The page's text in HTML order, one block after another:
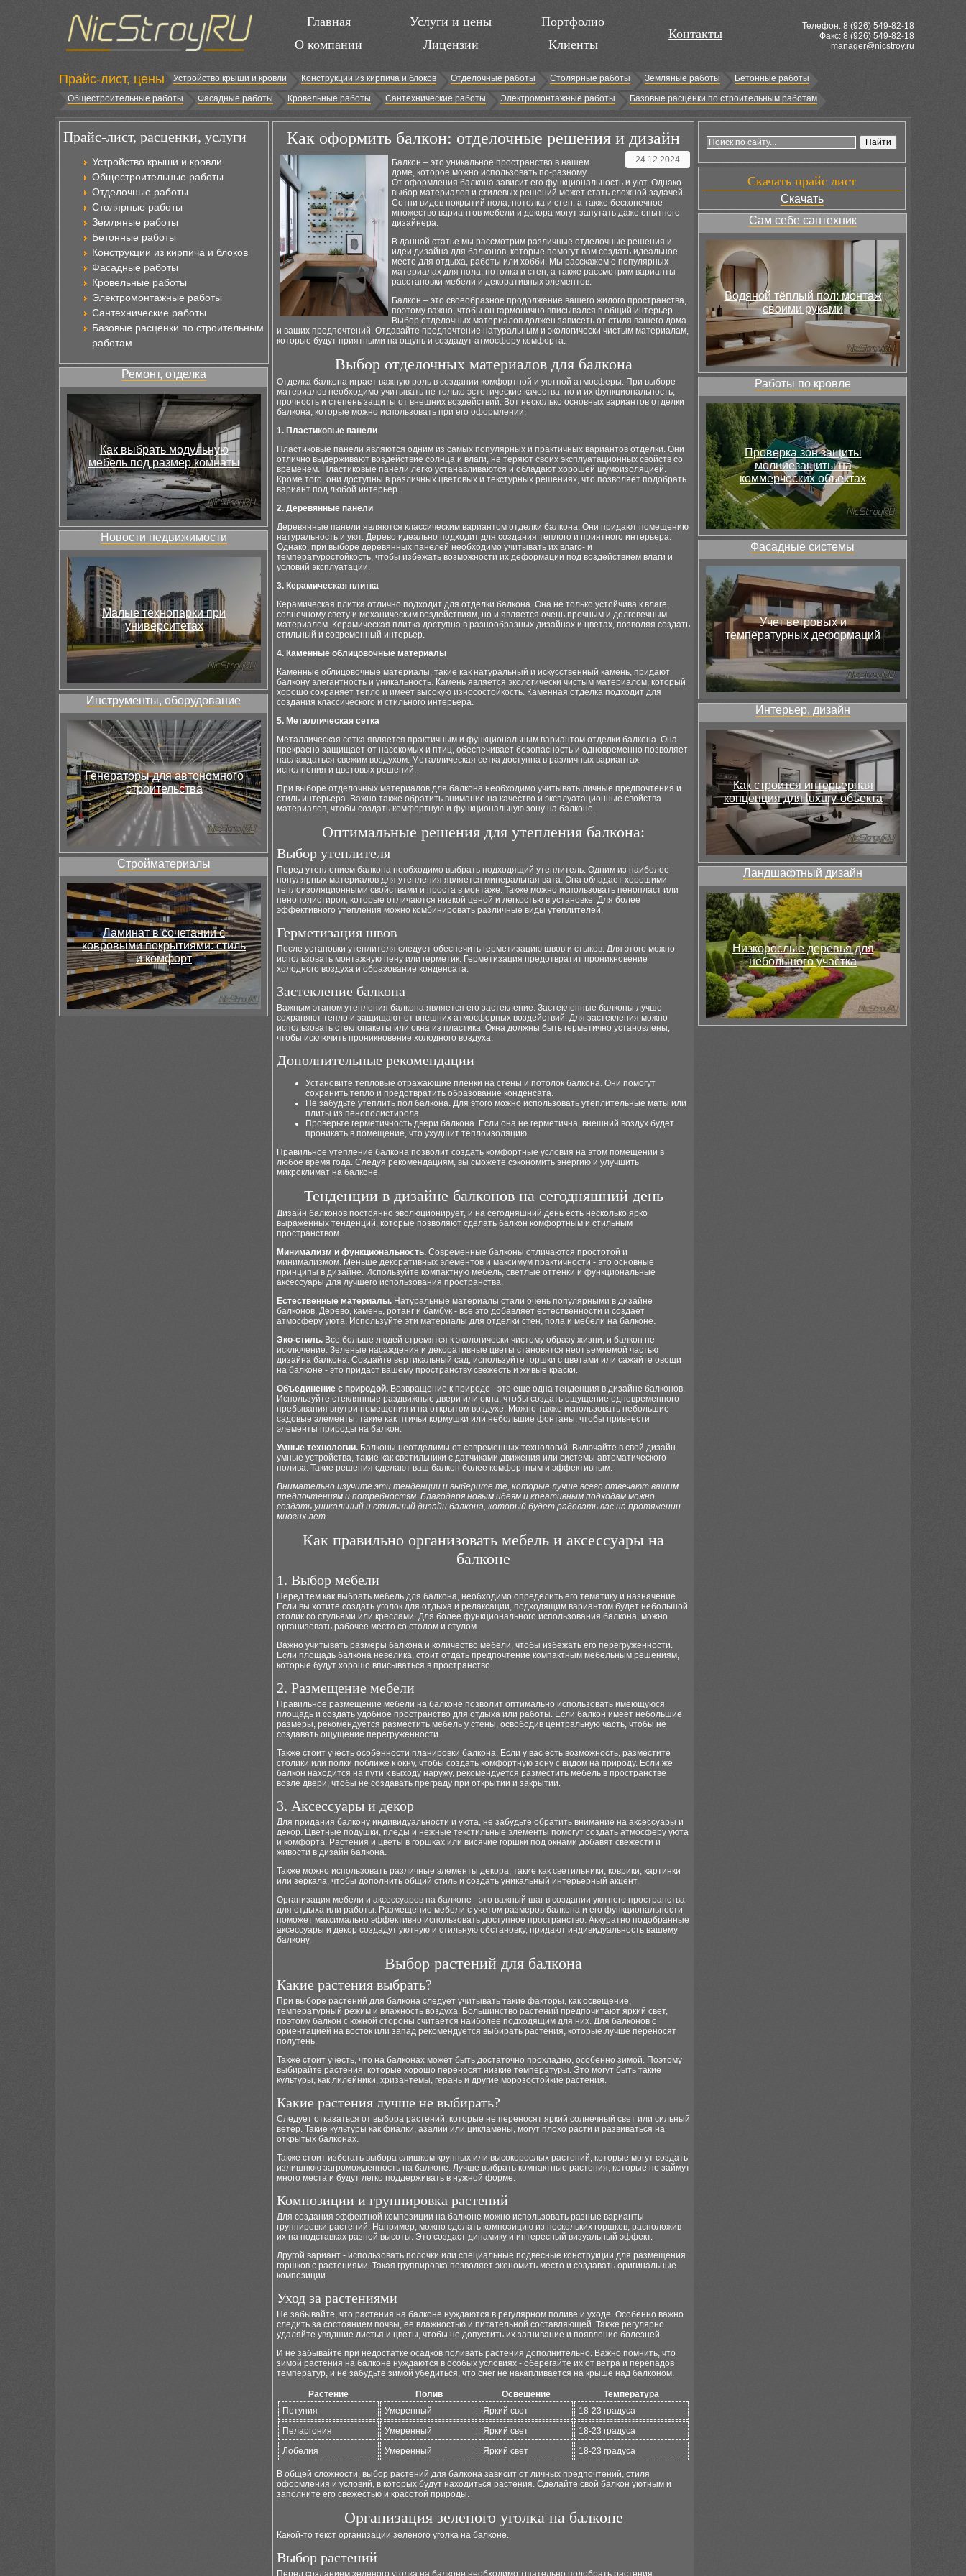
Главная
О компании
Услуги и цены
Лицензии
Портфолио
Клиенты
Контакты
Телефон: 8 (926) 549-82-18
Факс: 8 (926) 549-82-18
manager@nicstroy.ru
Прайс-лист, цены Устройство крыши и кровли Конструкции из кирпича и блоков Отделочные работы Столярные работы Земляные работы
Бетонные работы
Общестроительные работы
Фасадные работы Кровельные работы Сантехнические работы Электромонтажные работы Базовые расценки по строительным работам
Прайс-лист, расценки, услуги
Устройство крыши и кровли
Общестроительные работы
Отделочные работы
Столярные работы
Земляные работы
Бетонные работы
Конструкции из кирпича и блоков
Фасадные работы
Кровельные работы
Электромонтажные работы
Сантехнические работы
Базовые расценки по строительным
работам
Ремонт, отделка
Как выбрать модульную
мебель под размер комнаты
Новости недвижимости
Малые технопарки при
университетах
Инструменты, оборудование
Генераторы для автономного
строительства
Стройматериалы
Ламинат в сочетании с
ковровыми покрытиями: стиль
и комфорт
Как оформить балкон: отделочные решения и дизайн
24.12.2024
Балкон – это уникальное пространство в нашем
доме, которое можно использовать по-разному.
От оформления балкона зависит его функциональность и уют. Однако
выбор материалов и стилевых решений может стать сложной задачей.
Сотни видов покрытий пола, потолка и стен, а также бесконечное
множество вариантов мебели и декора могут запутать даже опытного
дизайнера.
В данной статье мы рассмотрим различные отделочные решения и
идеи дизайна для балконов, которые помогут вам создать идеальное
место для отдыха, работы или хобби. Мы расскажем о популярных
материалах для пола, потолка и стен, а также рассмотрим варианты
расстановки мебели и декоративных элементов.
Балкон – это своеобразное продолжение вашего жилого пространства,
поэтому важно, чтобы он гармонично вписывался в общий интерьер.
Выбор отделочных материалов должен зависеть от стиля вашего дома
и ваших предпочтений. Отдавайте предпочтение натуральным и экологически чистым материалам,
которые будут приятными на ощупь и создадут атмосферу комфорта.
Выбор отделочных материалов для балкона
Отделка балкона играет важную роль в создании комфортной и уютной атмосферы. При выборе
материалов необходимо учитывать не только эстетические качества, но и их функциональность,
прочность и степень защиты от внешних воздействий. Вот несколько основных вариантов отделки
балкона, которые можно использовать при его оформлении:
1. Пластиковые панели
Пластиковые панели являются одним из самых популярных и практичных вариантов отделки. Они
отлично выдерживают воздействие солнца и влаги, не теряют своих эксплуатационных свойств со
временем. Пластиковые панели легко устанавливаются и обладают хорошей шумоизоляцией.
Кроме того, они доступны в различных цветовых и текстурных решениях, что позволяет подобрать
вариант под любой интерьер.
2. Деревянные панели
Деревянные панели являются классическим вариантом отделки балкона. Они придают помещению
натуральность и уют. Дерево идеально подходит для создания теплого и приятного интерьера.
Однако, при выборе деревянных панелей необходимо учитывать их влаго- и
температуростойкость, чтобы избежать возможности их деформации под воздействием влаги и
условий эксплуатации.
3. Керамическая плитка
Керамическая плитка отлично подходит для отделки балкона. Она не только устойчива к влаге,
солнечному свету и механическим воздействиям, но и является очень прочным и долговечным
материалом. Керамическая плитка доступна в разнообразных дизайнах и цветах, позволяя создать
стильный и современный интерьер.
4. Каменные облицовочные материалы
Каменные облицовочные материалы, такие как натуральный и искусственный камень, придают
балкону элегантность и уникальность. Камень является экологически чистым материалом, который
хорошо сохраняет тепло и имеет высокую износостойкость. Каменная отделка подходит для
создания классического и стильного интерьера.
5. Металлическая сетка
Металлическая сетка является практичным и функциональным вариантом отделки балкона. Она
прекрасно защищает от насекомых и птиц, обеспечивает безопасность и одновременно позволяет
наслаждаться свежим воздухом. Металлическая сетка доступна в различных вариантах
исполнения и цветовых решений.
При выборе отделочных материалов для балкона необходимо учитывать личные предпочтения и
стиль интерьера. Важно также обратить внимание на качество и эксплуатационные свойства
материалов, чтобы создать комфортную и функциональную зону на балконе.
Оптимальные решения для утепления балкона:
Выбор утеплителя
Перед утеплением балкона необходимо выбрать подходящий утеплитель. Одним из наиболее
популярных материалов для утепления является минеральная вата. Она обладает хорошими
теплоизоляционными свойствами и проста в монтаже. Также можно использовать пенопласт или
пенополистирол, которые отличаются низкой ценой и легкостью в установке. Для более
эффективного утепления можно комбинировать различные виды утеплителей.
Герметизация швов
После установки утеплителя следует обеспечить герметизацию швов и стыков. Для этого можно
использовать монтажную пену или герметик. Герметизация предотвратит проникновение
холодного воздуха и образование конденсата.
Застекление балкона
Важным этапом утепления балкона является его застекление. Застекленные балконы лучше
сохраняют тепло и защищают от внешних атмосферных воздействий. Для застекления можно
использовать стеклопакеты или окна из пластика. Окна должны быть герметично установлены,
чтобы исключить проникновение холодного воздуха.
Дополнительные рекомендации
Установите тепловые отражающие пленки на стены и потолок балкона. Они помогут
сохранить тепло и предотвратить образование конденсата.
Не забудьте утеплить пол балкона. Для этого можно использовать утеплительные маты или
плиты из пенополистирола.
Проверьте герметичность двери балкона. Если она не герметична, внешний воздух будет
проникать в помещение, что ухудшит теплоизоляцию.
Правильное утепление балкона позволит создать комфортные условия на этом помещении в
любое время года. Следуя рекомендациям, вы сможете сэкономить энергию и улучшить
микроклимат на балконе.
Тенденции в дизайне балконов на сегодняшний день
Дизайн балконов постоянно эволюционирует, и на сегодняшний день есть несколько ярко
выраженных тенденций, которые позволяют сделать балкон комфортным и стильным
пространством.
Минимализм и функциональность. Современные балконы отличаются простотой и
минимализмом. Меньше декоративных элементов и максимум практичности - это основные
принципы в дизайне. Используйте компактную мебель, светлые оттенки и функциональные
аксессуары для лучшего использования пространства.
Естественные материалы. Натуральные материалы стали очень популярными в дизайне
балконов. Дерево, камень, ротанг и бамбук - все это добавляет естественности и создает
атмосферу уюта. Используйте эти материалы для отделки стен, пола и мебели на балконе.
Эко-стиль. Все больше людей стремятся к экологически чистому образу жизни, и балкон не
исключение. Зеленые насаждения и декоративные цветы становятся неотъемлемой частью
дизайна балкона. Создайте вертикальный сад, используйте горшки с цветами или сажайте овощи
на балконе - это придаст вашему пространству свежесть и живые краски.
Объединение с природой. Возвращение к природе - это еще одна тенденция в дизайне балконов.
Используйте стеклянные раздвижные двери или окна, чтобы создать ощущение одновременного
пребывания внутри помещения и на открытом воздухе. Можно также использовать небольшие
садовые элементы, такие как птичьи кормушки или небольшие фонтаны, чтобы привнести
элементы природы на балкон.
Умные технологии. Балконы неотделимы от современных технологий. Включайте в свой дизайн
умные устройства, такие как светильники с датчиками движения или системы автоматического
полива. Такие решения сделают ваш балкон более комфортным и эффективным.
Внимательно изучите эти тенденции и выберите те, которые лучше всего отвечают вашим
предпочтениям и потребностям. Благодаря новым идеям и креативным подходам можно
создать уникальный и стильный дизайн балкона, который будет радовать вас на протяжении
многих лет.
Как правильно организовать мебель и аксессуары на
балконе
1. Выбор мебели
Перед тем как выбрать мебель для балкона, необходимо определить его тематику и назначение.
Если вы хотите создать уголок для отдыха и релаксации, подходящим вариантом будет небольшой
столик со стульями или креслами. Для более функционального использования балкона, можно
организовать рабочее место со столом и стулом.
Важно учитывать размеры балкона и количество мебели, чтобы избежать его перегруженности.
Если площадь балкона невелика, стоит отдать предпочтение компактным мебельным решениям,
которые будут хорошо вписываться в пространство.
2. Размещение мебели
Правильное размещение мебели на балконе позволит оптимально использовать имеющуюся
площадь и создать удобное пространство для отдыха или работы. Если балкон имеет небольшие
размеры, рекомендуется разместить мебель у стены, освободив центральную часть, чтобы не
создавать ощущение перегруженности.
Также стоит учесть особенности планировки балкона. Если у вас есть возможность, разместите
столики или полки поближе к окну, чтобы создать комфортную зону с видом на природу. Если же
балкон находится на пути к выходу наружу, рекомендуется разместить мебель в пространстве
возле двери, чтобы не создавать преграду при открытии и закрытии.
3. Аксессуары и декор
Для придания балкону индивидуальности и уюта, не забудьте обратить внимание на аксессуары и
декор. Цветные подушки, пледы и нежные текстильные элементы помогут создать атмосферу уюта
и комфорта. Растения и цветы в горшках или висячие горшки под окнами добавят свежести и
живости в дизайн балкона.
Также можно использовать различные элементы декора, такие как светильники, коврики, картинки
или зеркала, чтобы дополнить общий стиль и создать уникальный интерьерный акцент.
Организация мебели и аксессуаров на балконе - это важный шаг в создании уютного пространства
для отдыха или работы. Размещение мебели с учетом размеров балкона и его функциональности
поможет максимально эффективно использовать доступное пространство. Аккуратно подобранные
аксессуары и декор создадут уютную и стильную обстановку, придают индивидуальность вашему
балкону.
Выбор растений для балкона
Какие растения выбрать?
При выборе растений для балкона следует учитывать такие факторы, как освещение,
температурный режим и влажность воздуха. Большинство растений предпочитают яркий свет,
поэтому балкон с южной стороны считается наиболее подходящим для них. Для балконов с
ориентацией на восток или запад рекомендуется выбирать растения, которые лучше переносят
полутень.
Также стоит учесть, что на балконах может быть достаточно прохладно, особенно зимой. Поэтому
выбирайте растения, которые хорошо переносят низкие температуры. Это могут быть такие
культуры, как лилейники, хризантемы, герань и другие морозостойкие растения.
Какие растения лучше не выбирать?
Следует отказаться от выбора растений, которые не переносят яркий солнечный свет или сильный
ветер. Такие культуры как фиалки, азалии или цикламены, могут плохо расти и развиваться на
открытых балконах.
Также стоит избегать выбора слишком крупных или высокорослых растений, которые могут создать
излишнюю загроможденность на балконе. Лучше выбрать компактные растения, которые не займут
много места и будут легко поддерживать в нужной форме.
Композиции и группировка растений
Для создания эффектной композиции на балконе можно использовать разные варианты
группировки растений. Например, можно сделать композицию из нескольких горшков, расположив
их на подставках разной высоты. Это создаст динамику и интересный визуальный эффект.
Другой вариант - использовать полочки или специальные подвесные конструкции для размещения
горшков с растениями. Такая группировка позволяет экономить место и создавать оригинальные
композиции.
Уход за растениями
Не забывайте, что растения на балконе нуждаются в регулярном поливе и уходе. Особенно важно
следить за состоянием почвы, ее влажностью и питательной составляющей. Также регулярно
удаляйте увядшие листья и цветы, чтобы не допустить их загнивание и появление болезней.
И не забывайте при недостатке осадков поливать растения дополнительно. Важно помнить, что
зимой растения на балконе нуждаются в особых условиях - оберегайте их от ветра и перепадов
температур, и не забудьте зимой убедиться, что снег не накапливается на крыше над балконом.
Растение Полив Освещение
Температура
Петуния
Умеренный Яркий свет
18-23 градуса
Пеларгония
Умеренный Яркий свет
18-23 градуса
Лобелия
Умеренный Яркий свет 18-23 градуса
В общей сложности, выбор растений для балкона зависит от личных предпочтений, стиля
оформления и условий, в которых будут находиться растения. Сделайте свой балкон уютным и
заполните его свежестью и красотой природы.
Организация зеленого уголка на балконе
Какой-то текст организации зеленого уголка на балконе.
Выбор растений
Перед созданием зеленого уголка на балконе необходимо тщательно подобрать растения,
Скачать прайс лист
Скачать
Сам себе сантехник
Водяной тёплый пол: монтаж
своими руками
Работы по кровле
Проверка зон защиты
молниезащиты на
коммерческих объектах
Фасадные системы
Учет ветровых и
температурных деформаций
Интерьер, дизайн
Как строится интерьерная
концепция для luxury-объекта
Ландшафтный дизайн
Низкорослые деревья для
небольшого участка